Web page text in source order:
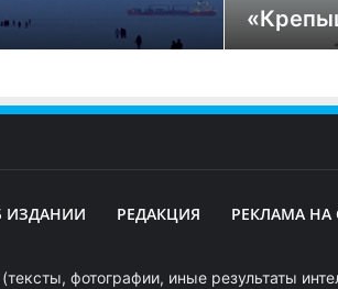
ИЗДАНИИ РЕДАКЦИЯ РЕКЛАМА НА
фотографии, иные результаты